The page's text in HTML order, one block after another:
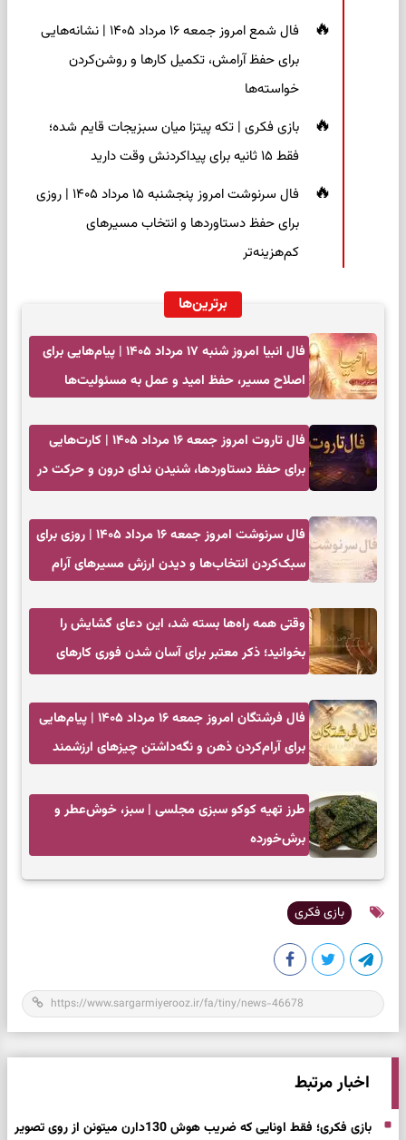
فال شمع امروز جمعه ۱۶ مرداد ۱۴۰۵ | نشانه‌هایی
برای حفظ آرامش، تکمیل کارها و روشن‌کردن
خواسته‌ها
بازی فکری | تکه پیتزا میان سبزیجات قایم شده؛
فقط ۱۵ ثانیه برای پیداکردنش وقت دارید
فال سرنوشت امروز پنجشنبه ۱۵ مرداد ۱۴۰۵ | روزی
برای حفظ دستاوردها و انتخاب مسیرهای
کم‌هزینه‌تر
برترین‌ها
فال انبیا امروز شنبه ۱۷ مرداد ۱۴۰۵ | پیام‌هایی برای
اصلاح مسیر، حفظ امید و عمل به مسئولیت‌ها
فال تاروت امروز جمعه ۱۶ مرداد ۱۴۰۵ | کارت‌هایی
برای حفظ دستاوردها، شنیدن ندای درون و حرکت در
فال سرنوشت امروز جمعه ۱۶ مرداد ۱۴۰۵ | روزی برای
سبک‌کردن انتخاب‌ها و دیدن ارزش مسیرهای آرام
وقتی همه راه‌ها بسته شد، این دعای گشایش را
بخوانید؛ ذکر معتبر برای آسان شدن فوری کارهای
فال فرشتگان امروز جمعه ۱۶ مرداد ۱۴۰۵ | پیام‌هایی
برای آرام‌کردن ذهن و نگه‌داشتن چیزهای ارزشمند
طرز تهیه کوکو سبزی مجلسی | سبز، خوش‌عطر و
برش‌خورده
بازی فکری
اخبار مرتبط
بازی فکری؛ فقط اونایی که ضریب هوش 130دارن میتونن از روی تصویر